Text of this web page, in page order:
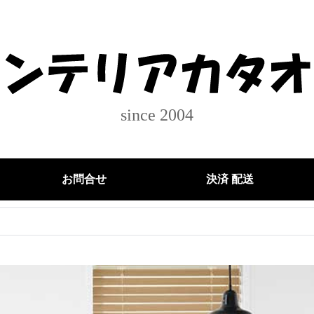
since 2004
お問合せ 決済 配送